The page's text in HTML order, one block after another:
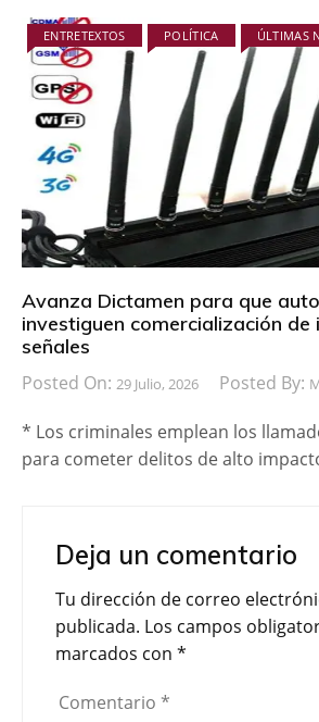
ENTRETEXTOS POLÍTICA ÚLTIMAS
Avanza Dictamen para que
investiguen comercialización de
señales
Posted On: 29 Julio, 2026 Posted By:
* Los criminales emplean los
para cometer delitos de alto
Deja un comentario
Tu dirección de correo
publicada. Los campos
marcados con *
Comentario *